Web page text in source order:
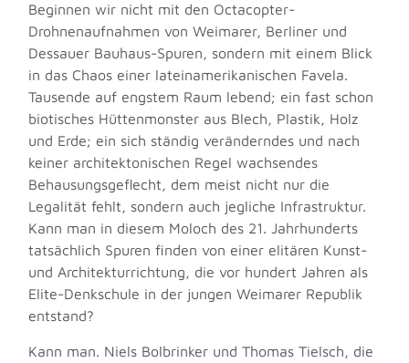
Beginnen wir nicht mit den Octacopter-
Drohnenaufnahmen von Weimarer, Berliner und
Dessauer Bauhaus-Spuren, sondern mit einem Blick
in das Chaos einer lateinamerikanischen Favela.
Tausende auf engstem Raum lebend; ein fast schon
biotisches Hüttenmonster aus Blech, Plastik, Holz
und Erde; ein sich ständig veränderndes und nach
keiner architektonischen Regel wachsendes
Behausungsgeflecht, dem meist nicht nur die
Legalität fehlt, sondern auch jegliche Infrastruktur.
Kann man in diesem Moloch des 21. Jahrhunderts
tatsächlich Spuren finden von einer elitären Kunst-
und Architekturrichtung, die vor hundert Jahren als
Elite-Denkschule in der jungen Weimarer Republik
entstand?
Kann man. Niels Bolbrinker und Thomas Tielsch, die